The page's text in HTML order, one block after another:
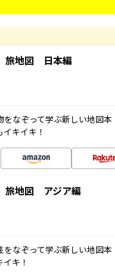
旅地図 日本編
をなぞって学ぶ新しい地図
キイキ！
旅地図 アジア編
をなぞって学ぶ新しい地図
キ！